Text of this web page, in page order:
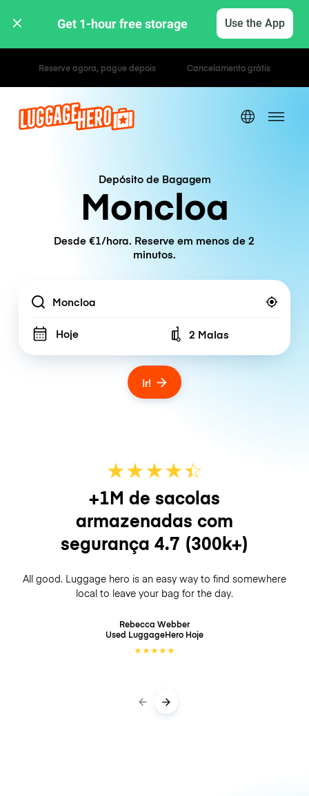
Get 1-hour free storage Use the App
Tarifas horárias / diárias
Depósito de Bagagem
Moncloa
Desde €1/hora. Reserve em menos de 2
minutos.
Location
Hoje Number of bags
2 Malas
Ir!
★★★★☆
★
+1M de sacolas
armazenadas com
segurança 4.7 (300k+)
All good. Luggage hero is an easy way to find somewhere
local to leave your bag for the day.
Rebecca Webber
Used LuggageHero Hoje
★★★★★